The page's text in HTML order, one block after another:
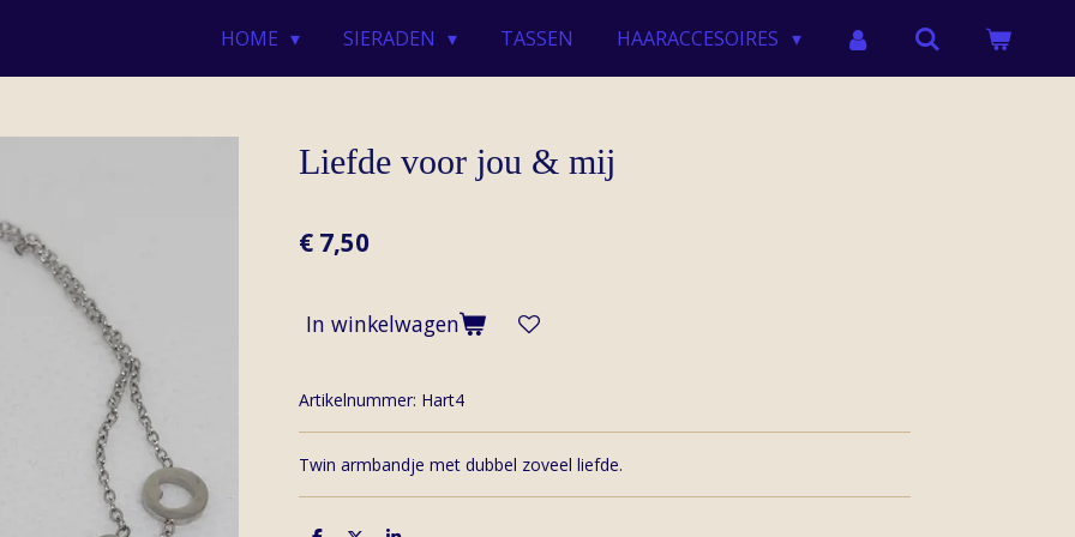
HOME SIERADEN TASSEN HAARACCESOIRES
Liefde voor jou & mij
€ 7,50
In winkelwagen
Artikelnummer: Hart4
Twin armbandje met dubbel zoveel liefde.